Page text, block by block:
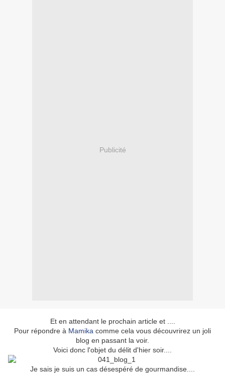
Publicité
Et en attendant le prochain article et ....
Pour répondre à Mamika comme cela vous découvrirez un joli
blog en passant la voir.
Voici donc l'objet du délit d'hier soir....
Je sais je suis un cas désespéré de gourmandise....